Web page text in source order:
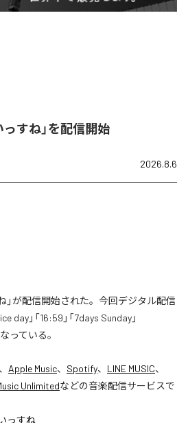
っすね」を配信開始
2026.8.6
」が配信開始された。今回デジタル配信
day」「16:59」「7days Sunday」
っている。
Apple Music、 Spotify、 LINE MUSIC、
Unlimitedなどの音楽配信サービスで
っすね